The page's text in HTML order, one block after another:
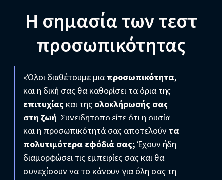
Η σημασία των τεστ
προσωπικότητας
«Όλοι διαθέτουμε μιαπροσωπικότητα,
και η δική σας θα καθορίσει τα όρια της
επιτυχίας και της ολοκλήρωσής σας
στη ζωή. Συνειδητοποιείτε ότι η ουσία
και η προσωπικότητά σας αποτελούν τα
πολυτιμότερα εφόδιά σας; Έχουν ήδη
διαμορφώσει τις εμπειρίες σας και θα
συνεχίσουν να το κάνουν για όλη σας τη